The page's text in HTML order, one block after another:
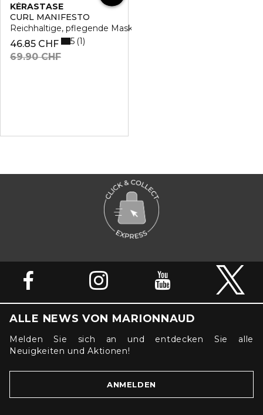
KÉRASTASE
CURL MANIFESTO
Reichhaltige, pflegende Maske
46.85 CHF
69.90 CHF
5 1
ALLE NEWS VON MARIONNAUD
Melden Sie sich an und entdecken Sie alle
Neuigkeiten und Aktionen!
ANMELDEN